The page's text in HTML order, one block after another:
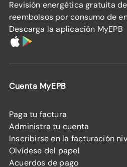
Revisión energética gratuita
reembolsos por consumo de
Descarga la aplicación MyEPB
Cuenta MyEPB
Paga tu factura
Administra tu cuenta
Inscribirse en la facturación
Olvídese del papel
Acuerdos de pago